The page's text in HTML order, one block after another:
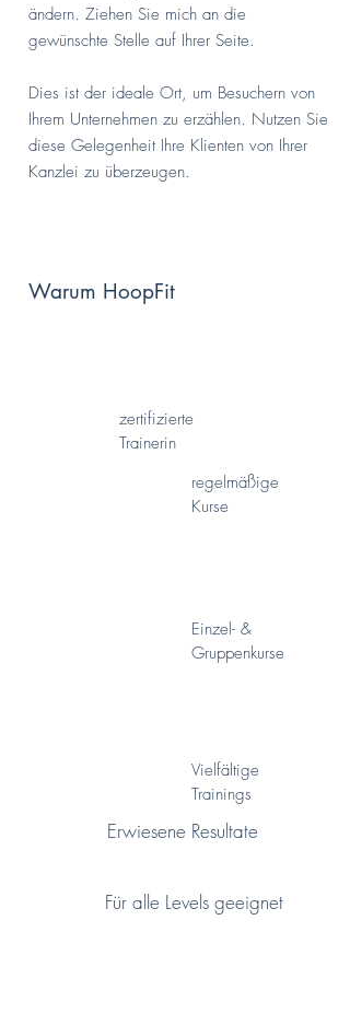
ändern. Ziehen Sie mich an die
gewünschte Stelle auf Ihrer Seite.
Dies ist der ideale Ort, um Besuchern von
Ihrem Unternehmen zu erzählen. Nutzen Sie
diese Gelegenheit Ihre Klienten von Ihrer
Kanzlei zu überzeugen.
Warum HoopFit
zertifizierte
Trainerin
regelmäßige
Kurse
Einzel- &
Gruppenkurse
Vielfältige
Trainings
Erwiesene Resultate
Für alle Levels geeignet